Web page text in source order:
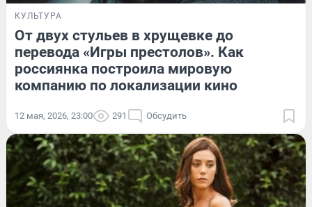
КУЛЬТУРА
От двух стульев в хрущевке до
перевода «Игры престолов». Как
россиянка построила мировую
компанию по локализации кино
12 мая, 2026, 23:00 291 Обсудить